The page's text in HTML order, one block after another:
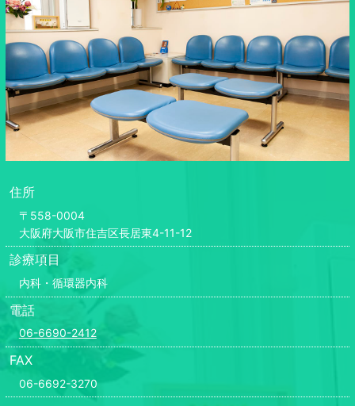
住所
〒558-0004
大阪府大阪市住吉区長居東4-11-12
診療項目
内科・循環器内科
電話
06-6690-2412
FAX
06-6692-3270